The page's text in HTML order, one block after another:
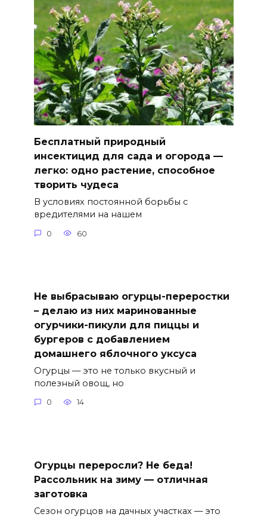
Бесплатный природный
инсектицид для сада и огорода —
легко: одно растение, способное
творить чудеса
В условиях постоянной борьбы с
вредителями на нашем
0 60
Не выбрасываю огурцы-переростки
– делаю из них маринованные
огурчики-пикули для пиццы и
бургеров с добавлением
домашнего яблочного уксуса
Огурцы — это не только вкусный и
полезный овощ, но
0 14
Огурцы переросли? Не беда!
Рассольник на зиму — отличная
заготовка
Сезон огурцов на дачных участках — это